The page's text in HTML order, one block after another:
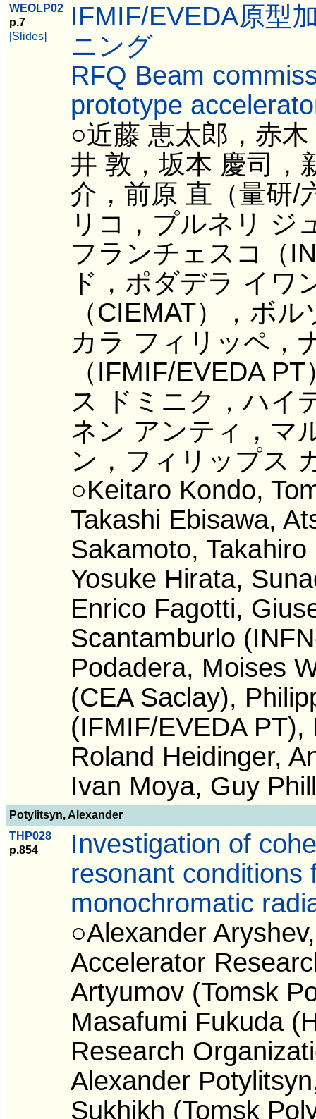
WEOLP02
p.7
[Slides]
IFMIF/EVEDA原型
ニング
RFQ Beam
prototype
○近藤 恵太郎，赤
井 敦，坂本 慶司，
介，前原 直（量研/
リコ，プルネリ ジ
フランチェスコ（
ド，ポダデラ イワ
（CIEMAT），ボ
カラ フィリッペ，
（IFMIF/EVEDA
ス ドミニク，ハイ
ネン アンティ，マ
ン，フィリップス
○Keitaro Kondo,
Takashi Ebisawa,
Sakamoto,
Yosuke Hirata,
Enrico Fagotti,
Scantamburlo
Podadera, Moises
(CEA Saclay),
(IFMIF/EVEDA
Roland Heidinger,
Ivan Moya, Guy
Potylitsyn, Alexander
THP028
p.854
Investigation of
resonant conditions
monochromatic
○Alexander
Accelerator
Artyumov (Tomsk
Masafumi Fukuda
Research
Alexander
Sukhikh (Tomsk